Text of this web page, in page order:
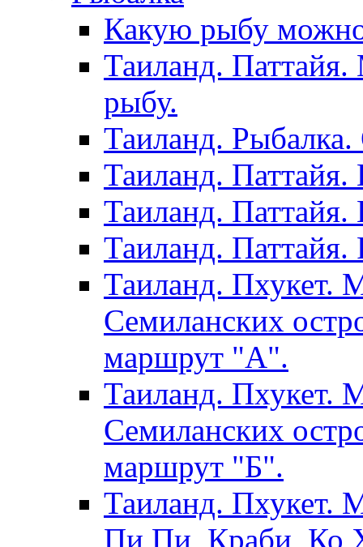
Какую рыбу
Таиланд.
рыбу.
Таиланд. Рыбалка.
Таиланд. Паттайя.
Таиланд. Паттайя.
Таиланд. Паттайя.
Таиланд. Пхукет.
Семиланских
маршрут "А".
Таиланд. Пхукет.
Семиланских
маршрут "Б".
Таиланд. Пхукет.
Пи Пи, Краби, Ко